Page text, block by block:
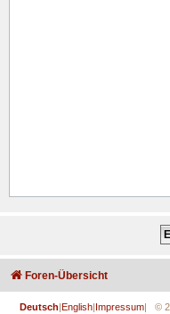
Foren-Übersicht
Deutsch|English|Impressum| ©